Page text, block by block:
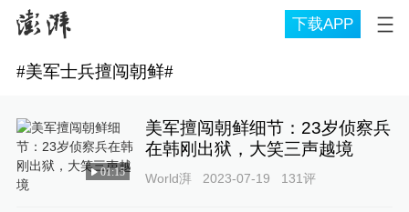
下载APP
#美军士兵擅闯朝鲜#
01:15
美军擅闯朝鲜细节：23岁侦察兵
在韩刚出狱，大笑三声越境
World湃 2023-07-19 131评